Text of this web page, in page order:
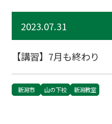
2023.07.31
【講習】7月も終わり
新潟市 山の下校 新潟教室